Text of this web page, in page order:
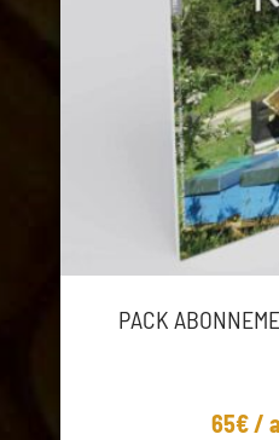
PACK
65€ /